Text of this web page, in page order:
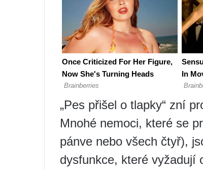
„Pes přišel o tlapky“ zní
Mnohé nemoci, které se
pánve nebo všech čtyř),
dysfunkce, které vyžadují